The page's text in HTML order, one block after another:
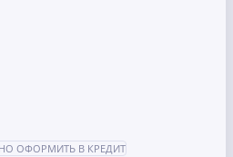
ОФОРМИТЬ В КРЕДИТ